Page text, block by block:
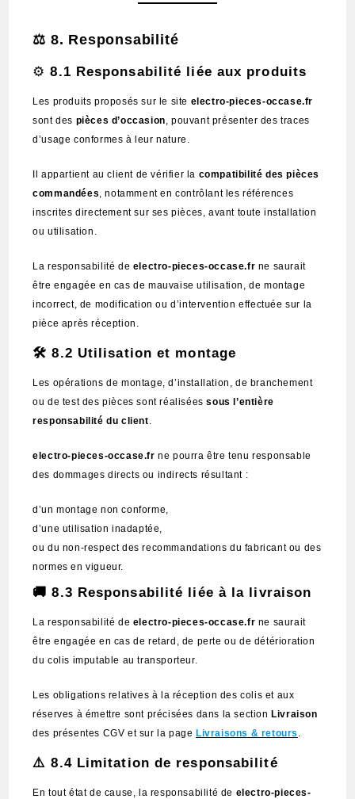
⚖️ 8. Responsabilité
⚙️ 8.1 Responsabilité liée aux produits
Les produits proposés sur le site electro-pieces-occase.fr
sont des pièces d’occasion, pouvant présenter des traces
d’usage conformes à leur nature.
Il appartient au client de vérifier la compatibilité des pièces
commandées, notamment en contrôlant les références
inscrites directement sur ses pièces, avant toute installation
ou utilisation.
La responsabilité de electro-pieces-occase.fr ne saurait
être engagée en cas de mauvaise utilisation, de montage
incorrect, de modification ou d’intervention effectuée sur la
pièce après réception.
🛠️ 8.2 Utilisation et montage
Les opérations de montage, d’installation, de branchement
ou de test des pièces sont réaliséessous l’entière
responsabilité du client.
electro-pieces-occase.fr ne pourra être tenu responsable
des dommages directs ou indirects résultant :
d’un montage non conforme,
d’une utilisation inadaptée,
ou du non-respect des recommandations du fabricant ou des
normes en vigueur.
🚚 8.3 Responsabilité liée à la livraison
La responsabilité de electro-pieces-occase.fr ne saurait
être engagée en cas de retard, de perte ou de détérioration
du colis imputable au transporteur.
Les obligations relatives à la réception des colis et aux
réserves à émettre sont précisées dans la section Livraison
des présentes CGV et sur la page Livraisons & retours .
⚠️ 8.4 Limitation de responsabilité
En tout état de cause, la responsabilité de electro-pieces-